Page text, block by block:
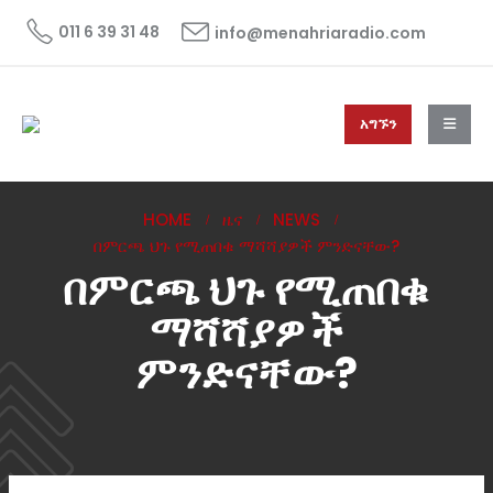
011 6 39 31 48 info@menahriaradio.com
አግኙን
HOME ዜና
NEWS
በምርጫ ህጉ የሚጠበቁ ማሻሻያዎች ምንድናቸው?
በምርጫ ህጉ የሚጠበቁ
ማሻሻያዎች
ምንድናቸው?